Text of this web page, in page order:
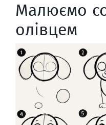
Малюємо
олівцем